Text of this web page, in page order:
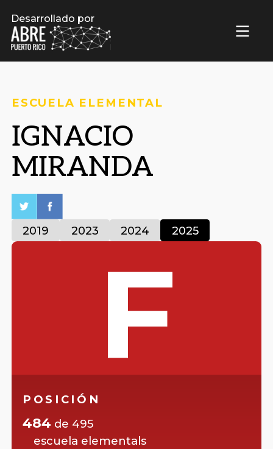
Desarrollado por
ESCUELA ELEMENTAL
IGNACIO
MIRANDA
2019 2023 2024 2025
F
POSICIÓN
484 de 495
escuela elementals